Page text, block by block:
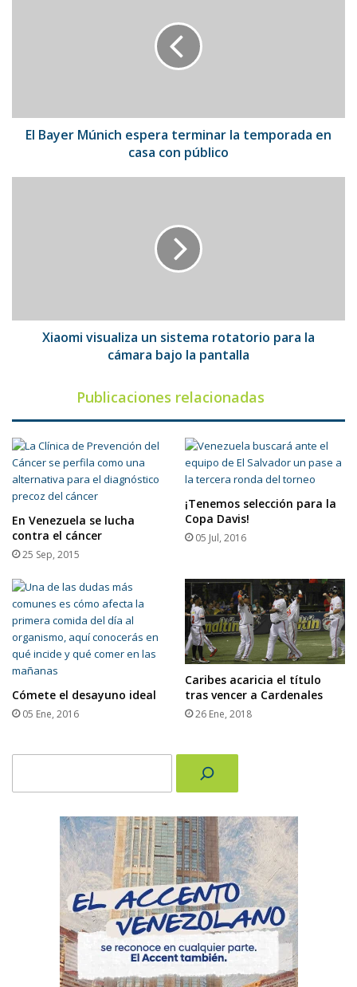
casa
conEl Bayer Múnich espera terminar la temporada en
casa con público
bajo
Xiaomi visualiza un sistema rotatorio para la
cámara bajo la pantalla
Publicaciones relacionadas
En Venezuela se lucha
contra el cáncer
25 Sep, 2015
¡Tenemos selección para la
Copa Davis!
05 Jul, 2016
Cómete el desayuno ideal
05 Ene, 2016
Caribes acaricia el título
tras vencer a Cardenales
26 Ene, 2018